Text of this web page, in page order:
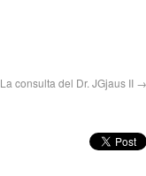
La consulta del Dr. JGjaus II →